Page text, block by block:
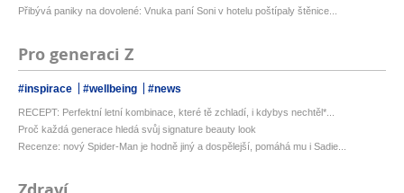
Přibývá paniky na dovolené: Vnuka paní Soni v hotelu poštípaly štěnice...
Pro generaci Z
#inspirace #wellbeing #news
RECEPT: Perfektní letní kombinace, které tě zchladí, i kdybys nechtěl*...
Proč každá generace hledá svůj signature beauty look
Recenze: nový Spider-Man je hodně jiný a dospělejší, pomáhá mu i Sadie...